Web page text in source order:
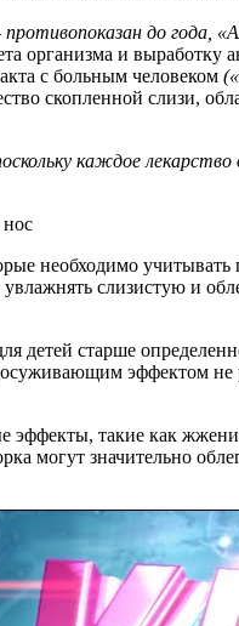
до года,
организма и выработку
с больным человеком
скопленной слизи,
каждое
необходимо
слизистую и
детей старше
эффектом не
такие как
могут значительно